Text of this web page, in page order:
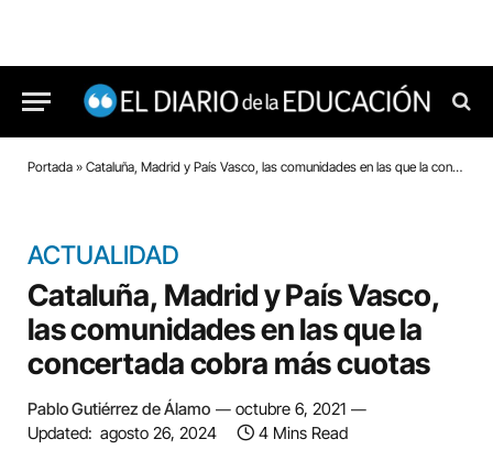
Portada » Cataluña, Madrid y País Vasco, las comunidades en las que la concertada cobra más cuotas
ACTUALIDAD
Cataluña, Madrid y País Vasco,
las comunidades en las que la
concertada cobra más cuotas
Pablo Gutiérrez de Álamo
octubre 6, 2021
Updated: agosto 26, 2024 4 Mins Read